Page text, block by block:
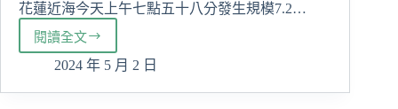
花蓮近海今天上午七點五十八分發生規模7.2…
閱讀全文
慈
大
2024 年 5 月 2 日